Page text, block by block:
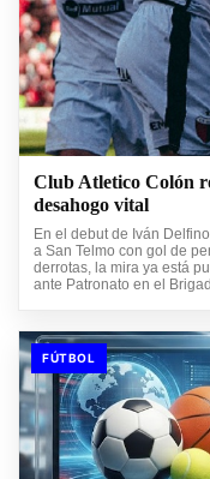
Club Atletico Colón
desahogo vital
En el debut de Iván
a San Telmo con gol de
derrotas, la mira ya está
ante Patronato en el
FÚTBOL